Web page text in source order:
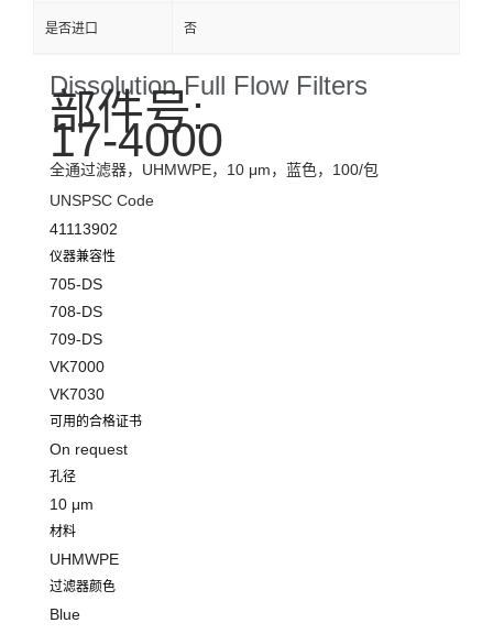
是否进口 否
Dissolution Full Flow Filters
部件号:
17-4000
全通过滤器，UHMWPE，10 μm，蓝色，100/包
UNSPSC Code
41113902
仪器兼容性
705-DS
708-DS
709-DS
VK7000
VK7030
可用的合格证书
On request
孔径
10 μm
材料
UHMWPE
过滤器颜色
Blue